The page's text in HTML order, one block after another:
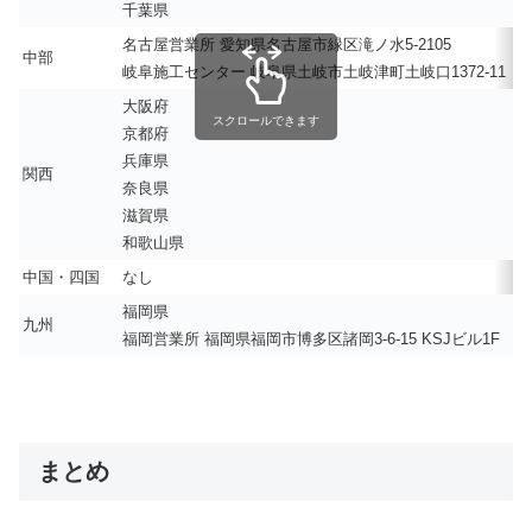
千葉県
中部
名古屋営業所 愛知県名古屋市緑区滝ノ水5-2105
岐阜施工センター 岐阜県土岐市土岐津町土岐口1372-11
関西
大阪府
京都府
兵庫県
奈良県
滋賀県
和歌山県
中国・四国
なし
九州
福岡県
福岡営業所 福岡県福岡市博多区諸岡3-6-15 KSJビル1F
スクロールできます
まとめ